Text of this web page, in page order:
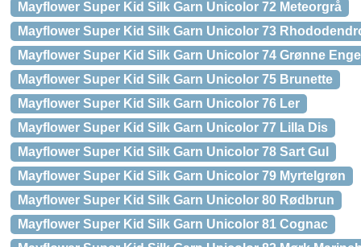
Mayflower Super Kid Silk Garn Unicolor 72 Meteorgrå
Mayflower Super Kid Silk Garn Unicolor 73
Mayflower Super Kid Silk Garn Unicolor 74 Grønne Enge
Mayflower Super Kid Silk Garn Unicolor 75 Brunette
Mayflower Super Kid Silk Garn Unicolor 76 Ler
Mayflower Super Kid Silk Garn Unicolor 77 Lilla Dis
Mayflower Super Kid Silk Garn Unicolor 78 Sart Gul
Mayflower Super Kid Silk Garn Unicolor 79 Myrtelgrøn
Mayflower Super Kid Silk Garn Unicolor 80 Rødbrun
Mayflower Super Kid Silk Garn Unicolor 81 Cognac